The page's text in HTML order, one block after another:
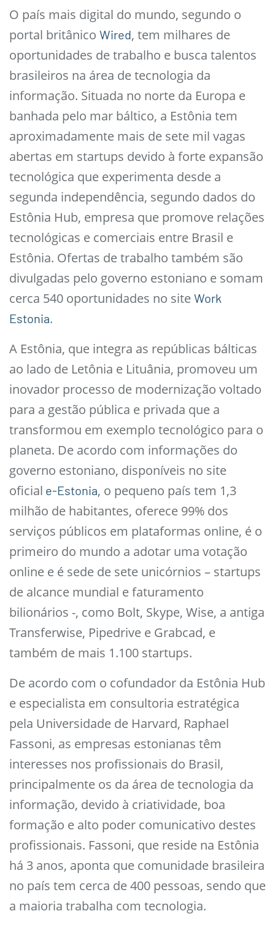
O país mais digital do mundo, segundo o
portal britânico Wired, tem milhares de
oportunidades de trabalho e busca talentos
brasileiros na área de tecnologia da
informação. Situada no norte da Europa e
banhada pelo mar báltico, a Estônia tem
aproximadamente mais de sete mil vagas
abertas em startups devido à forte expansão
tecnológica que experimenta desde a
segunda independência, segundo dados do
Estônia Hub, empresa que promove relações
tecnológicas e comerciais entre Brasil e
Estônia. Ofertas de trabalho também são
divulgadas pelo governo estoniano e somam
cerca 540 oportunidades no site Work
Estonia.
A Estônia, que integra as repúblicas bálticas
ao lado de Letônia e Lituânia, promoveu um
inovador processo de modernização voltado
para a gestão pública e privada que a
transformou em exemplo tecnológico para o
planeta. De acordo com informações do
governo estoniano, disponíveis no site
oficial e-Estonia, o pequeno país tem 1,3
milhão de habitantes, oferece 99% dos
serviços públicos em plataformas online, é o
primeiro do mundo a adotar uma votação
online e é sede de sete unicórnios – startups
de alcance mundial e faturamento
bilionários -, como Bolt, Skype, Wise, a antiga
Transferwise, Pipedrive e Grabcad, e
também de mais 1.100 startups.
De acordo com o cofundador da Estônia Hub
e especialista em consultoria estratégica
pela Universidade de Harvard, Raphael
Fassoni, as empresas estonianas têm
interesses nos profissionais do Brasil,
principalmente os da área de tecnologia da
informação, devido à criatividade, boa
formação e alto poder comunicativo destes
profissionais. Fassoni, que reside na Estônia
há 3 anos, aponta que comunidade brasileira
no país tem cerca de 400 pessoas, sendo que
a maioria trabalha com tecnologia.